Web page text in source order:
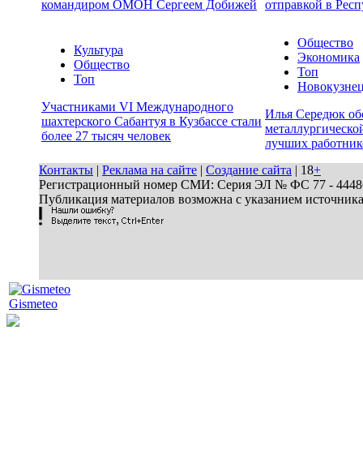
командиром ОМОН Сергеем Добижей
отправкой в
Культура
Общество
Топ
Участниками VI Международного
шахтерского Сабантуя в Кузбассе стали
более 27 тысяч человек
Общество
Экономика
Топ
Илья Середюк
лучших
Контакты | Реклама на сайте | Создание сайта | 18+
Регистрационный номер СМИ: Серия ЭЛ № ФС 77 - 44486
Публикация материалов возможна с указанием
Gismeteo